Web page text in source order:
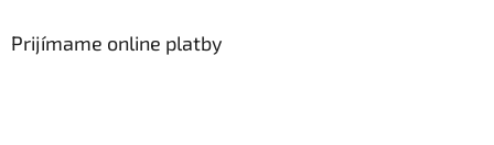
Prijímame online platby